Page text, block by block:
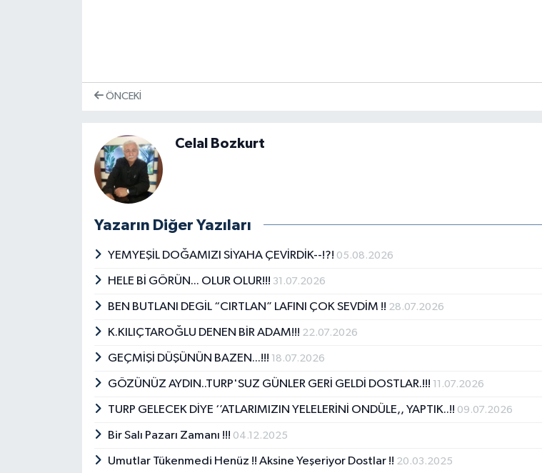
ÖNCEKI
Celal Bozkurt
Yazarın Diğer Yazıları
YEMYEŞİL DOĞAMIZI SİYAHA ÇEVİRDİK--!?! 05.08.2026
HELE Bİ GÖRÜN... OLUR OLUR!!! 31.07.2026
BEN BUTLANI DEGİL “CIRTLAN” LAFINI ÇOK SEVDİM !! 28.07.2026
K.KILIÇTAROĞLU DENEN BİR ADAM!!! 22.07.2026
GEÇMİŞİ DÜŞÜNÜN BAZEN...!!! 18.07.2026
GÖZÜNÜZ AYDIN..TURP'SUZ GÜNLER GERİ GELDİ DOSTLAR.!!! 11.07.2026
TURP GELECEK DİYE ‘’ATLARIMIZIN YELELERİNİ ONDÜLE,, YAPTIK..!! 09.07.2026
Bir Salı Pazarı Zamanı !!! 04.12.2025
Umutlar Tükenmedi Henüz !! Aksine Yeşeriyor Dostlar !! 20.03.2025